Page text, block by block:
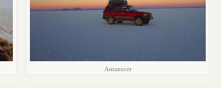
Amanecer